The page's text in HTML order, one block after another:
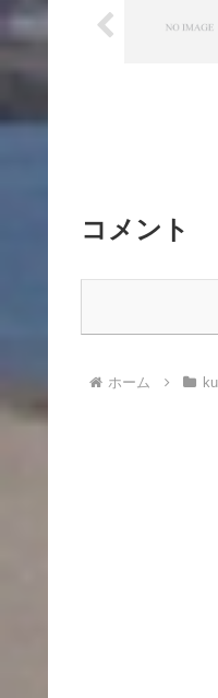
コメント
ホーム